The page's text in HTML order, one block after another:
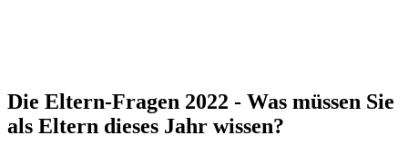
Die Eltern-Fragen 2022 - Was müssen Sie
als Eltern dieses Jahr wissen?